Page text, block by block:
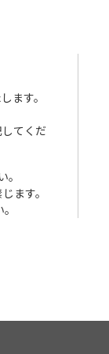
ます。
てくだ
ます。